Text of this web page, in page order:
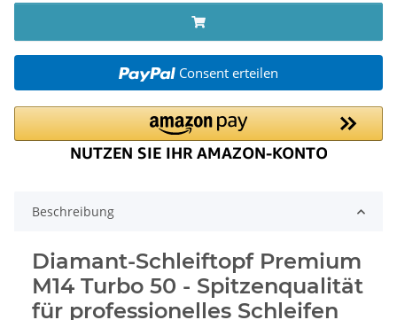
Consent erteilen
Beschreibung
Diamant-Schleiftopf Premium
M14 Turbo 50 - Spitzenqualität
für professionelles Schleifen